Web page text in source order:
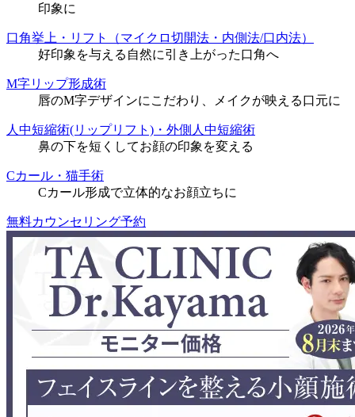
印象に
口角挙上・リフト（マイクロ切開法・内側法/口内法）
好印象を与える自然に引き上がった口角へ
M字リップ形成術
唇のM字デザインにこだわり、メイクが映える口元に
人中短縮術(リップリフト)・外側人中短縮術
鼻の下を短くしてお顔の印象を変える
Cカール・猫手術
Cカール形成で立体的なお顔立ちに
無料カウンセリング予約